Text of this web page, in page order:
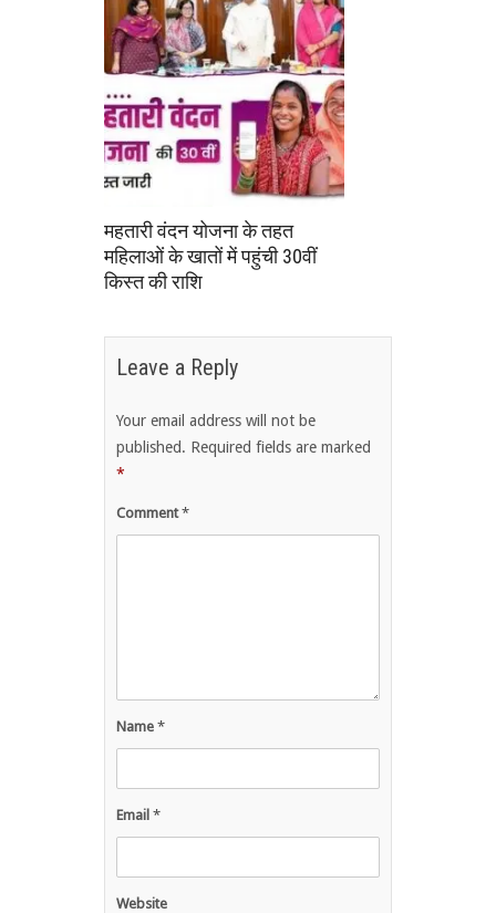
महतारी वंदन योजना के तहत
महिलाओं के खातों में पहुंची 30वीं
किस्त की राशि
Leave a Reply
Your email address will not be
published. Required fields are marked
*
Comment*
Name *
Email *
Website